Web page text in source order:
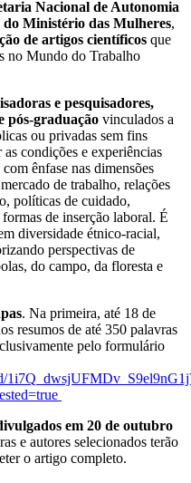
Nacional de Autonomia
Ministério das Mulheres,
de artigos científicos que
no Mundo do Trabalho
e pesquisadores,
pós-graduação vinculados a
ou privadas sem fins
condições e experiências
ênfase nas dimensões
de trabalho, relações
políticas de cuidado,
de inserção laboral. É
diversidade étnico-racial,
perspectivas de
do campo, da floresta e
. Na primeira, até 18 de
resumos de até 350 palavras
pelo formulário
em 20 de outubro
e autores selecionados terão
o artigo completo.